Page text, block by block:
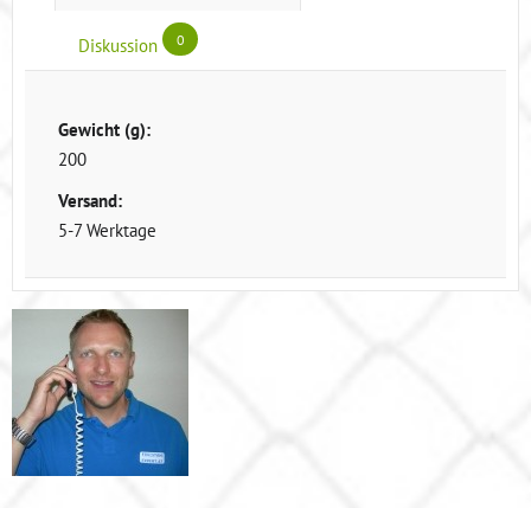
Diskussion 0
Gewicht (g):
200
Versand:
5-7 Werktage